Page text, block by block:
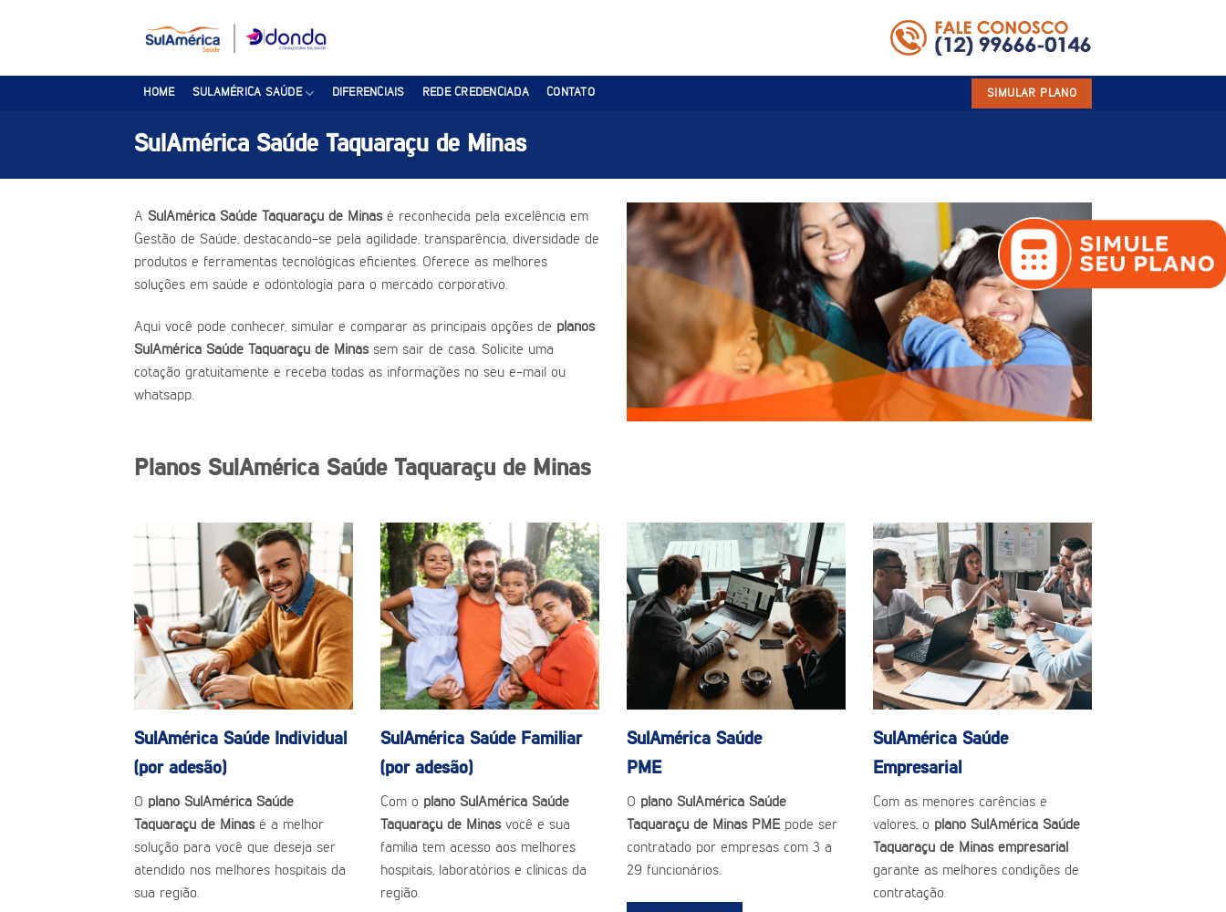
HOME SULAMÉRICA SAÚDE DIFERENCIAIS REDE CREDENCIADA CONTATO SIMULAR PLANO
SulAmérica Saúde Taquaraçu de Minas
A SulAmérica Saúde Taquaraçu de Minasé reconhecida pela excelência em
Gestão de Saúde, destacando-se pela agilidade, transparência, diversidade de
produtos e ferramentas tecnológicas eficientes. Oferece as melhores
soluções em saúde e odontologia para o mercado corporativo.
Aqui você pode conhecer, simular e comparar as principais opções de planos
SulAmérica Saúde Taquaraçu de Minas sem sair de casa. Solicite uma
cotação gratuitamente e receba todas as informações no seu e-mail ou
whatsapp.
Planos SulAmérica Saúde Taquaraçu de Minas
SulAmérica Saúde Individual
(por adesão)
O plano SulAmérica Saúde
Taquaraçu de Minasé a melhor
solução para você que deseja ser
atendido nos melhores hospitais da
sua região.
SulAmérica Saúde Familiar
(por adesão)
Com o plano SulAmérica Saúde
Taquaraçu de Minas você e sua
família tem acesso aos melhores
hospitais, laboratórios e clínicas da
região.
SulAmérica Saúde
PME
O plano SulAmérica Saúde
Taquaraçu de Minas PME pode ser
contratado por empresas com 3 a
29 funcionários.
SulAmérica Saúde
Empresarial
Com as menores carências e
valores, o plano SulAmérica Saúde
Taquaraçu de Minas empresarial
garante as melhores condições de
contratação.